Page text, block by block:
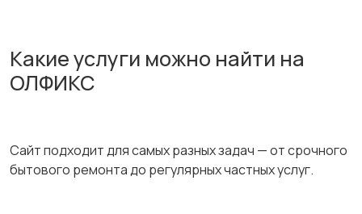
Какие услуги можно найти на
ОЛФИКС
Сайт подходит для самых разных задач — от срочного
бытового ремонта до регулярных частных услуг.